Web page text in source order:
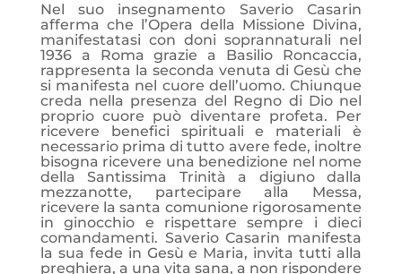
Nel suo insegnamento Saverio Casarin
afferma che l’Opera della Missione Divina,
manifestatasi con doni soprannaturali nel
1936 a Roma grazie a Basilio Roncaccia,
rappresenta la seconda venuta di Gesù che
si manifesta nel cuore dell’uomo. Chiunque
creda nella presenza del Regno di Dio nel
proprio cuore può diventare profeta. Per
ricevere benefici spirituali e materiali è
necessario prima di tutto avere fede, inoltre
bisogna ricevere una benedizione nel nome
della Santissima Trinità a digiuno dalla
mezzanotte, partecipare alla Messa,
ricevere la santa comunione rigorosamente
in ginocchio e rispettare sempre i dieci
comandamenti. Saverio Casarin manifesta
la sua fede in Gesù e Maria, invita tutti alla
preghiera, a una vita sana, a non rispondere